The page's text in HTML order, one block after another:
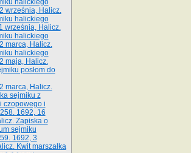
halickiego
września, Halicz.
halickiego
września, Halicz.
halickiego
marca, Halicz.
halickiego
maja, Halicz.
posłom do
marca, Halicz.
sejmiku z
czopowego i
1692, 16
Zapiska o
sejmiku
1692, 3
Kwit marszałka